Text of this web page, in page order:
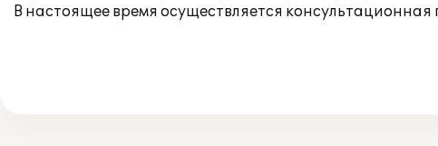
В настоящее время осуществляется